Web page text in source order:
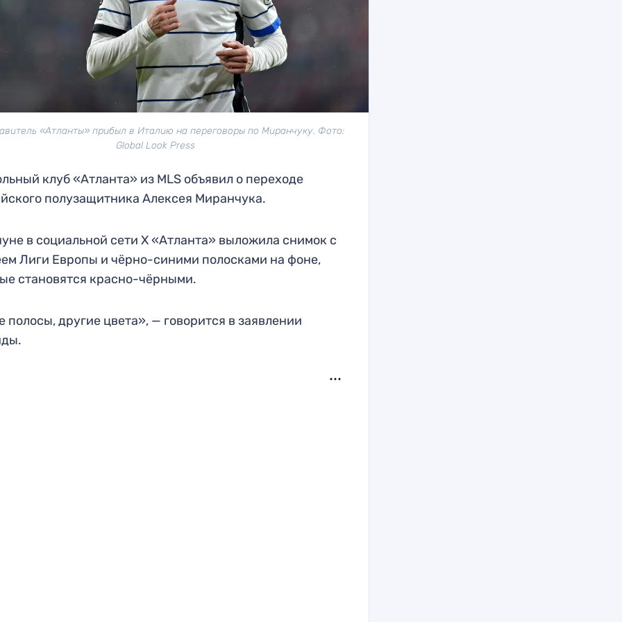
«Атланты» прибыл в Италию на переговоры по Миранчуку. Фото:
Global Look Press
клуб «Атланта» из MLS объявил о переходе
полузащитника Алексея Миранчука.
в социальной сети X «Атланта» выложила снимок с
Лиги Европы и чёрно-синими полосками на фоне,
становятся красно-чёрными.
полосы, другие цвета», — говорится в заявлении